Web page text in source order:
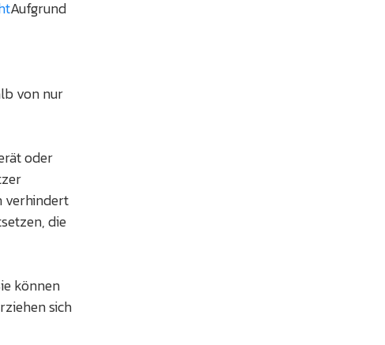
Aufgrund
von nur
oder
verhindert
die
können
sich